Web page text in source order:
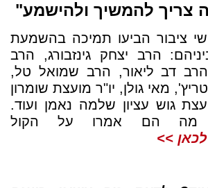
צריך להמשיך ולהישמע"
ציבור הביעו תמיכה בהשמעת
הרב יצחק גינזבורג, הרב
דב ליאור, הרב שמואל טל,
מאי גולן, יו"ר מועצת שומרון
גוש עציון שלמה נאמן ועוד.
מה הם אמרו על הקול
>>